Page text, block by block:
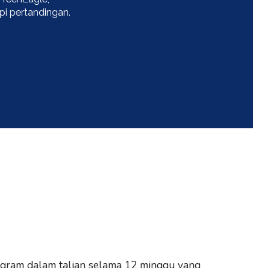
pertandingan.
dalam talian selama 12 minggu yang